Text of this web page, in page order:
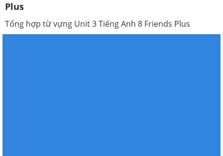
Plus
Tổng hợp từ vựng Unit 3 Tiếng Anh 8 Friends Plus